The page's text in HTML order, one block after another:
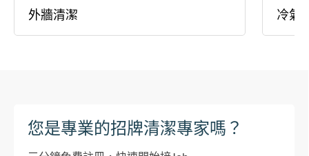
外牆清潔 冷氣
您是專業的招牌清潔專家嗎？